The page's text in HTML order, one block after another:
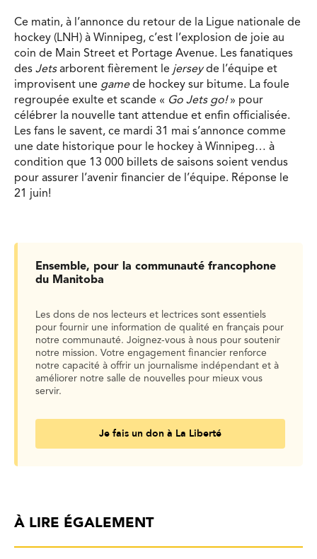
Ce matin, à l’annonce du retour de la Ligue nationale de
hockey (LNH) à Winnipeg, c’est l’explosion de joie au
coin de Main Street et Portage Avenue. Les fanatiques
des Jetsarborent fièrement le jerseyde l’équipe et
improvisent une gamede hockey sur bitume. La foule
regroupée exulte et scande « Go Jets go!» pour
célébrer la nouvelle tant attendue et enfin officialisée.
Les fans le savent, ce mardi 31 mai s’annonce comme
une date historique pour le hockey à Winnipeg… à
condition que 13 000 billets de saisons soient vendus
pour assurer l’avenir financier de l’équipe. Réponse le
21 juin!
Ensemble, pour la communauté francophone
du Manitoba
Les dons de nos lecteurs et lectrices sont essentiels
pour fournir une information de qualité en français pour
notre communauté. Joignez-vous à nous pour soutenir
notre mission. Votre engagement financier renforce
notre capacité à offrir un journalisme indépendant et à
améliorer notre salle de nouvelles pour mieux vous
servir.
Je fais un don à La Liberté
À LIRE ÉGALEMENT